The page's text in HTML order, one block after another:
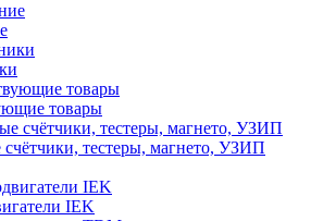
товары
счётчики, тестеры, магнето, УЗИП
IEK